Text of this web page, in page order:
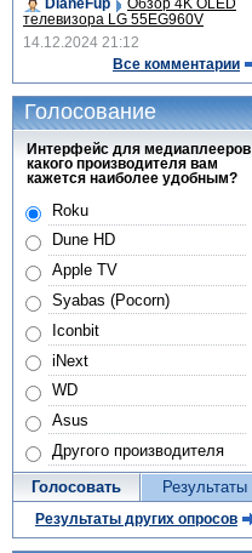
DianeFup
Обзор 4K OLED
телевизора LG 55EG960V
14.12.2024 21:12
Все комментарии
Голосование
Интерфейс для медиаплееров
какого производителя вам
кажется наиболее удобным?
Roku
Dune HD
Apple TV
Syabas (Pocorn)
Iconbit
iNext
WD
Asus
Другого производителя
Голосовать Результаты
Результаты других опросов